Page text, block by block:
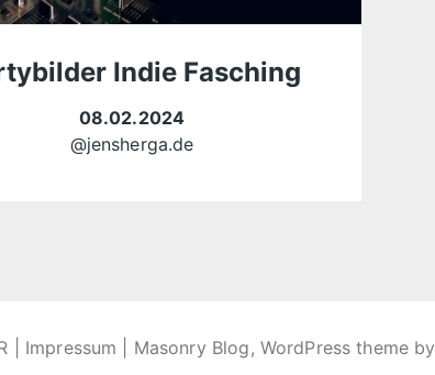
Indie Fasching
08.02.2024
@jensherga.de
| Impressum | Masonry Blog, WordPress theme by